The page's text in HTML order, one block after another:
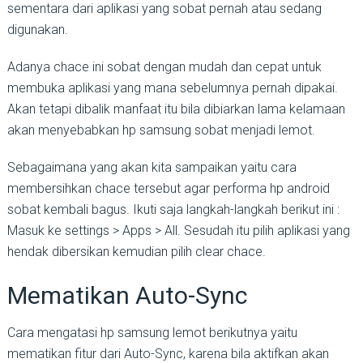
sementara dari aplikasi yang sobat pernah atau sedang
digunakan.
Adanya chace ini sobat dengan mudah dan cepat untuk
membuka aplikasi yang mana sebelumnya pernah dipakai.
Akan tetapi dibalik manfaat itu bila dibiarkan lama kelamaan
akan menyebabkan hp samsung sobat menjadi lemot.
Sebagaimana yang akan kita sampaikan yaitu cara
membersihkan chace tersebut agar performa hp android
sobat kembali bagus. Ikuti saja langkah-langkah berikut ini :
Masuk ke settings > Apps > All. Sesudah itu pilih aplikasi yang
hendak dibersikan kemudian pilih clear chace.
Mematikan Auto-Sync
Cara mengatasi hp samsung lemot berikutnya yaitu
mematikan fitur dari Auto-Sync, karena bila aktifkan akan